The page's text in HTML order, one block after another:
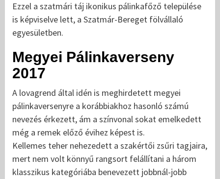
Ezzel a szatmári táj ikonikus pálinkafőző települése
is képviselve lett, a Szatmár-Bereget fölvállaló
egyesületben.
Megyei Pálinkaverseny
2017
A lovagrend által idén is meghirdetett megyei
pálinkaversenyre a korábbiakhoz hasonló számú
nevezés érkezett, ám a színvonal sokat emelkedett
még a remek előző évihez képest is.
Kellemes teher nehezedett a szakértői zsűri tagjaira,
mert nem volt könnyű rangsort felállítani a három
klasszikus kategóriába benevezett jobbnál-jobb